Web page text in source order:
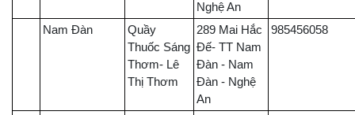
Nghệ An
Nam Đàn
Quầy
Thuốc Sáng
Thơm- Lê
Thị Thơm
289 Mai Hắc
Đế- TT Nam
Đàn - Nam
Đàn - Nghệ
An
985456058